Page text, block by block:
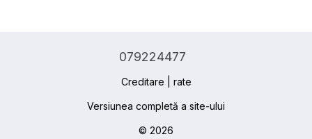
079224477
Creditare | rate
Versiunea completă a site-ului
© 2026